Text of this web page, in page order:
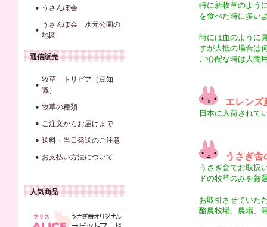
うさんぽ会
うさんぽ会 水元公園の
地図
通信販売
牧草 トリビア（豆知
識）
牧草の種類
ご注文からお届けまで
送料・当日発送のご注意
お支払い方法について
人気商品
特に新牧草のよう
を食べた時に多い
時には血のように
すが大抵の場合は
ご心配な時は人間
エレンズ
日本に入荷されて
うさぎ舎
うさぎ舎でお取扱
ドの牧草のみを厳
お取引させていた
酪農牧場、農場、